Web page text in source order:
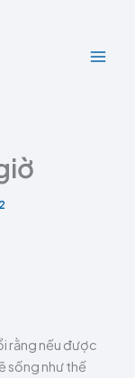
rằng nếu được
sống như thế